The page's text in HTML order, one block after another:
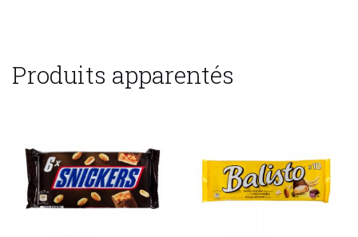
Produits apparentés